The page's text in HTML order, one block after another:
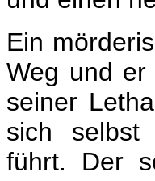
Ein
Weg und er
seiner
sich selbst
führt. Der